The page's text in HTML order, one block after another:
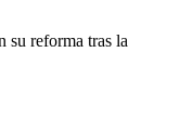
su reforma tras la